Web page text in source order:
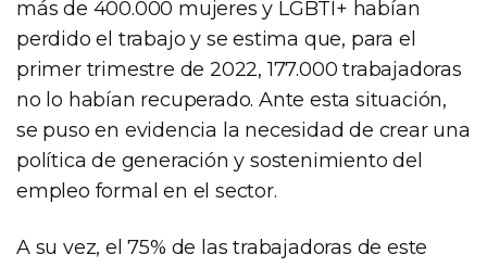
más de 400.000 mujeres y LGBTI+ habían
perdido el trabajo y se estima que, para el
primer trimestre de 2022, 177.000 trabajadoras
no lo habían recuperado. Ante esta situación,
se puso en evidencia la necesidad de crear una
política de generación y sostenimiento del
empleo formal en el sector.
A su vez, el 75% de las trabajadoras de este